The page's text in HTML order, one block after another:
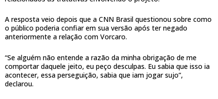
A resposta veio depois que a CNN Brasil questionou sobre como
o público poderia confiar em sua versão após ter negado
anteriormente a relação com Vorcaro.
“Se alguém não entende a razão da minha obrigação de me
comportar daquele jeito, eu peço desculpas. Eu sabia que isso ia
acontecer, essa perseguição, sabia que iam jogar sujo”,
declarou.